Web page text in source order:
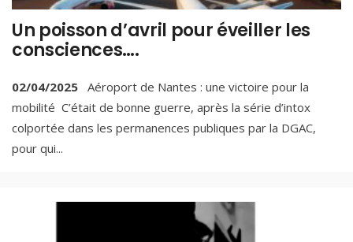
Un poisson d’avril pour éveiller les
consciences….
02/04/2025 Aéroport de Nantes : une victoire pour la
mobilité C’était de bonne guerre, après la série d’intox
colportée dans les permanences publiques par la DGAC,
pour qui...